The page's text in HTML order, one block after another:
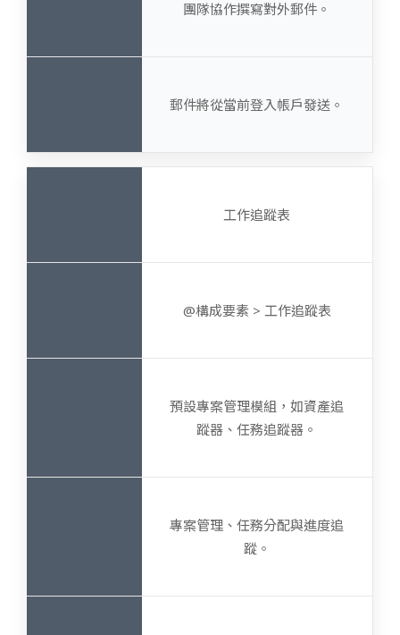
團隊協作撰寫對外郵件。
郵件將從當前登入帳戶發送。
工作追蹤表
@構成要素 > 工作追蹤表
預設專案管理模組，如資產追
蹤器、任務追蹤器。
專案管理、任務分配與進度追
蹤。